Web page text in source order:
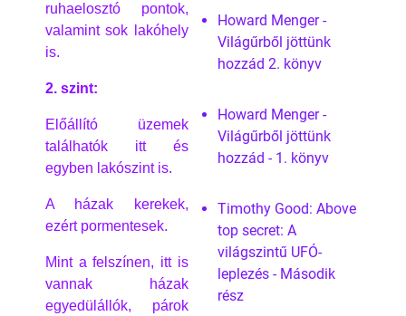
ruhaelosztó pontok,
valamint sok lakóhely
is.
2. szint:
Előállító üzemek
találhatók itt és
egyben lakószint is.
A házak kerekek,
ezért pormentesek.
Mint a felszínen, itt is
vannak házak
egyedülállók, párok
Howard Menger -
Világűrből jöttünk
hozzád 2. könyv
Howard Menger -
Világűrből jöttünk
hozzád - 1. könyv
Timothy Good: Above
top secret: A
világszintű UFÓ-
leplezés - Második
rész